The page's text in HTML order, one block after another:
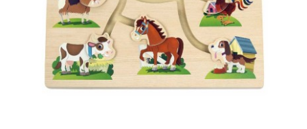
Возот "Pino Експрес" е дрвена едукативна играчка со
многубројни можности за игра, забава и учење за ..